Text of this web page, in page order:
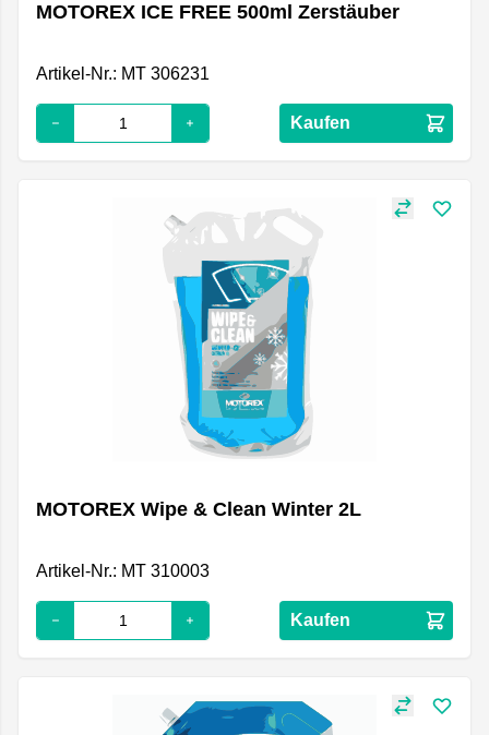
MOTOREX ICE FREE 500ml Zerstäuber
Artikel-Nr.: MT 306231
Kaufen
MOTOREX Wipe & Clean Winter 2L
Artikel-Nr.: MT 310003
Kaufen